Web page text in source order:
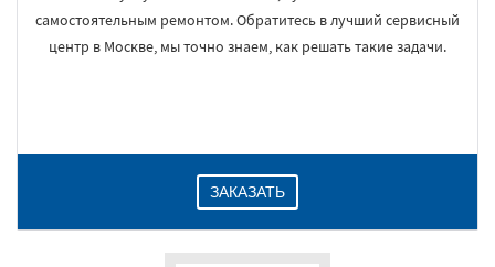
самостоятельным ремонтом. Обратитесь в лучший сервисный
центр в Москве, мы точно знаем, как решать такие задачи.
ЗАКАЗАТЬ